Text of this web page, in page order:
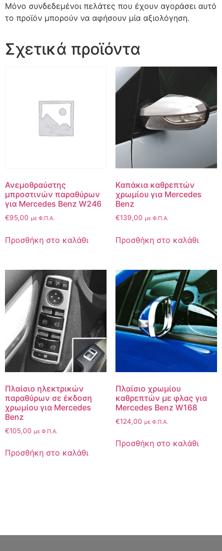
Μόνο συνδεδεμένοι πελάτες που έχουν αγοράσει αυτό
το προϊόν μπορούν να αφήσουν μία αξιολόγηση.
Σχετικά προϊόντα
Ανεμοθραύστης
μπροστινών παραθύρων
για Mercedes Benz W246
€95,00 με Φ.Π.Α.
Προσθήκη στο καλάθι
Καπάκια καθρεπτών
χρωμίου για Mercedes
Benz
€139,00 με Φ.Π.Α.
Προσθήκη στο καλάθι
Πλαίσιο ηλεκτρικών
παραθύρων σε έκδοση
χρωμίου για Mercedes
Benz
€105,00 με Φ.Π.Α.
Προσθήκη στο καλάθι
Πλαίσιο χρωμίου
καθρεπτών με φλας για
Mercedes Benz W168
€124,00 με Φ.Π.Α.
Προσθήκη στο καλάθι